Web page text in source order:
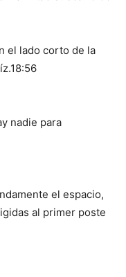
el lado corto de la
18:56
nadie para
el espacio,
al primer poste